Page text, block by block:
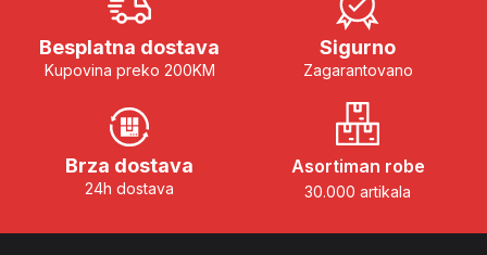
Besplatna dostava
Kupovina preko 200KM
Sigurno
Zagarantovano
Brza dostava
24h dostava
Asortiman robe
30.000 artikala